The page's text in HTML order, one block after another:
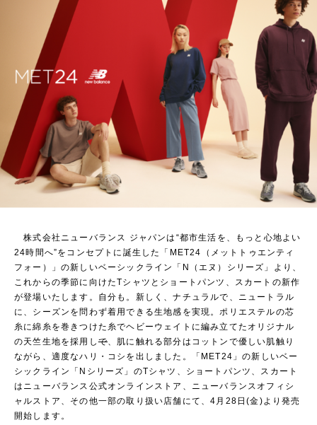
株式会社ニューバランス ジャパンは“都市生活を、もっと心地よい
24時間へ”をコンセプトに誕生した「MET24（メットトゥエンティ
フォー）」の新しいベーシックライン「N（エヌ）シリーズ」より、
これからの季節に向けたTシャツとショートパンツ、スカートの新作
が登場いたします。自分も。新しく、ナチュラルで、ニュートラル
に、シーズンを問わず着用できる生地感を実現。ポリエステルの芯
糸に綿糸を巻きつけた糸でヘビーウェイトに編み立てたオリジナル
の天竺生地を採用しで、肌に触れる部分はコットンで優しい肌触り
ながら、適度なハリ・コシを出しました。「MET24」の新しいベー
シックライン「Nシリーズ」のTシャツ、ショートパンツ、スカート
はニューバランス公式オンラインストア、ニューバランスオフィシ
ャルストア、その他一部の取り扱い店舗にて、4月28日(金)より発売
開始します。